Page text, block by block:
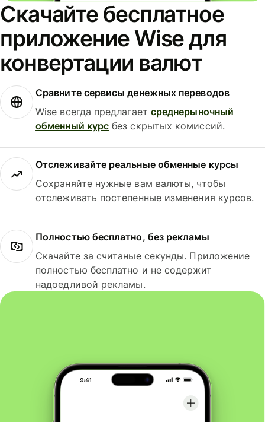
Скачайте бесплатное
приложение Wise для
конвертации валют
Сравните сервисы денежных переводов
Wise всегда предлагает среднерыночный
обменный курс без скрытых комиссий.
Отслеживайте реальные обменные курсы
Сохраняйте нужные вам валюты, чтобы
отслеживать постепенные изменения курсов.
Полностью бесплатно, без рекламы
Скачайте за считаные секунды. Приложение
полностью бесплатно и не содержит
надоедливой рекламы.